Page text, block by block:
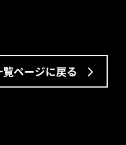
覧ページに戻る